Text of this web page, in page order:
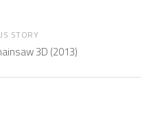
STORY
3D (2013)